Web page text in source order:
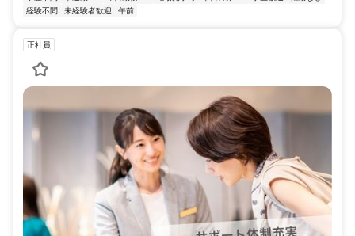
経験不問
未経験者歓迎 午前
正社員